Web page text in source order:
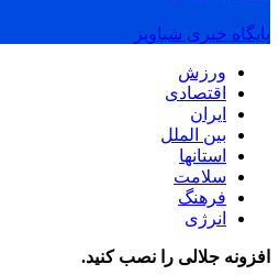
پایگاه خبری شباویز
ورزش
اقتصادی
ایران
بین الملل
استانها
سلامت
فرهنگ
انرژی
افزونه جلالی را نصب کنید.